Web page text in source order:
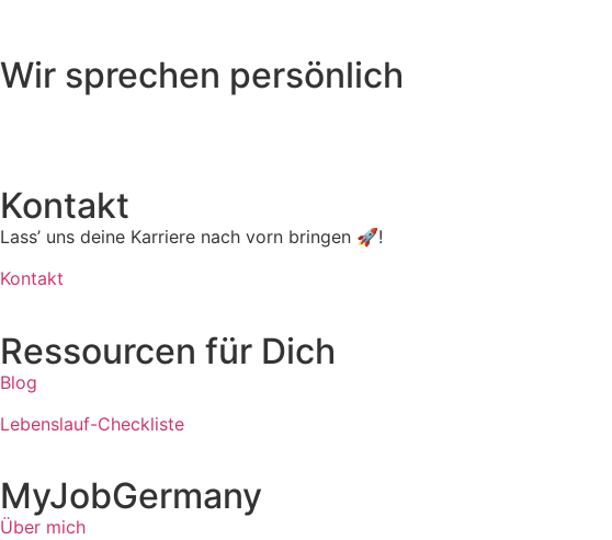
Wir sprechen persönlich
Kontakt
Lass’ uns deine Karriere nach vorn bringen 🚀!
Kontakt
Ressourcen für Dich
Blog
Lebenslauf-Checkliste
MyJobGermany
Über mich